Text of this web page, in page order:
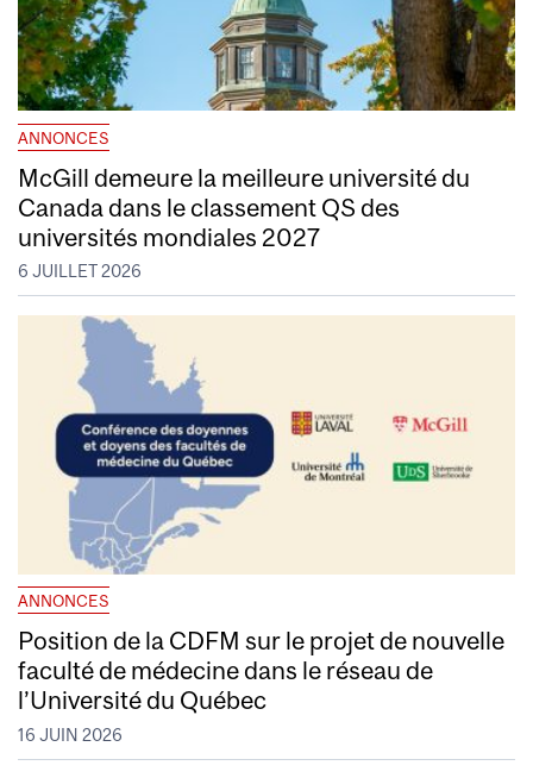
ANNONCES
McGill demeure la meilleure université du
Canada dans le classement QS des
universités mondiales 2027
6 JUILLET 2026
ANNONCES
Position de la CDFM sur le projet de nouvelle
faculté de médecine dans le réseau de
l’Université du Québec
16 JUIN 2026